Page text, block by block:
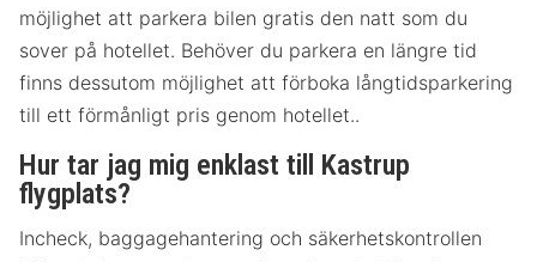
möjlighet att parkera bilen gratis den natt som du
sover på hotellet. Behöver du parkera en längre tid
finns dessutom möjlighet att förboka långtidsparkering
till ett förmånligt pris genom hotellet..
Hur tar jag mig enklast till Kastrup
flygplats?
Incheck, baggagehantering och säkerhetskontrollen